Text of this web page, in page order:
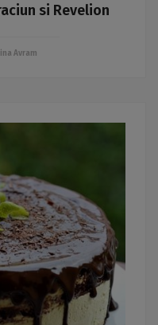
si Revelion
Avram